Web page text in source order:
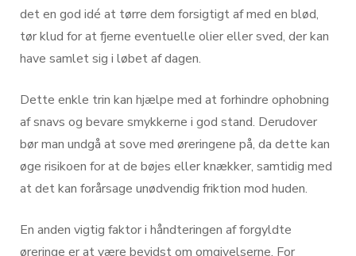
det en god idé at tørre dem forsigtigt af med en blød,
tør klud for at fjerne eventuelle olier eller sved, der kan
have samlet sig i løbet af dagen.
Dette enkle trin kan hjælpe med at forhindre ophobning
af snavs og bevare smykkerne i god stand. Derudover
bør man undgå at sove med øreringene på, da dette kan
øge risikoen for at de bøjes eller knækker, samtidig med
at det kan forårsage unødvendig friktion mod huden.
En anden vigtig faktor i håndteringen af forgyldte
øreringe er at være bevidst om omgivelserne. For